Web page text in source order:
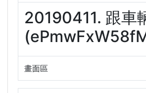
20190411. 跟車
畫面區